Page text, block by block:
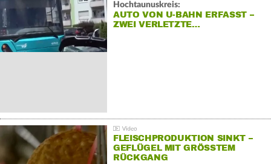
Hochtaunuskreis:
AUTO VON U-BAHN ERFASST –
ZWEI VERLETZTE…
FLEISCHPRODUKTION SINKT –
GEFLÜGEL MIT GRÖSSTEM R
ÜCKGANG